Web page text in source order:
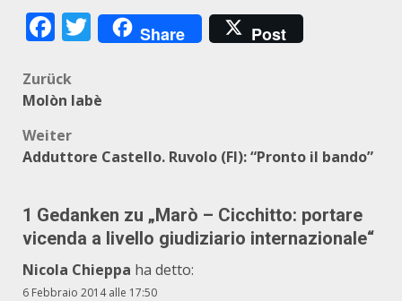
Facebook
Twitter
Share Post
Beitragsnavigation
Zurück
Molòn labè
Weiter
Adduttore Castello. Ruvolo (FI): “Pronto il bando”
1 Gedanken zu „Marò – Cicchitto: portare
vicenda a livello giudiziario internazionale“
Nicola Chieppa ha detto:
6 Febbraio 2014 alle 17:50